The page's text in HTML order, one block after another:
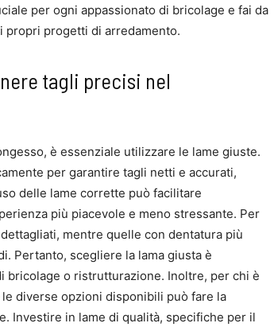
per ogni appassionato di bricolage e fai da
progetti di arredamento.
tagli precisi nel
è essenziale utilizzare le lame giuste.
per garantire tagli netti e accurati,
delle lame corrette può facilitare
più piacevole e meno stressante. Per
mentre quelle con dentatura più
Pertanto, scegliere la lama giusta è
bricolage o ristrutturazione. Inoltre, per chi è
diverse opzioni disponibili può fare la
Investire in lame di qualità, specifiche per il